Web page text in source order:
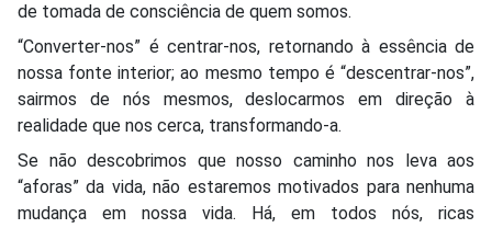
de tomada de consciência de quem somos.
“Converter-nos” é centrar-nos, retornando à essência de
nossa fonte interior; ao mesmo tempo é “descentrar-nos”,
sairmos de nós mesmos, deslocarmos em direção à
realidade que nos cerca, transformando-a.
Se não descobrimos que nosso caminho nos leva aos
“aforas” da vida, não estaremos motivados para nenhuma
mudança em nossa vida. Há, em todos nós, ricas